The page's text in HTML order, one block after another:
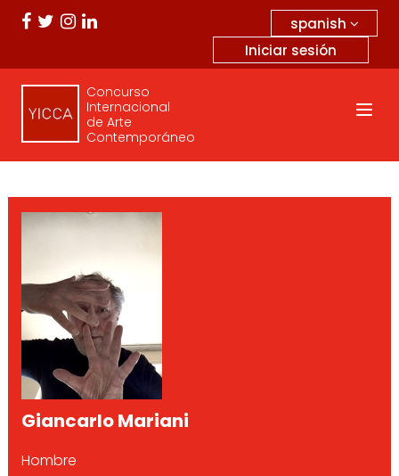
spanish
Iniciar sesión
Concurso
Internacional
de Arte
Contemporáneo
Giancarlo Mariani
Hombre